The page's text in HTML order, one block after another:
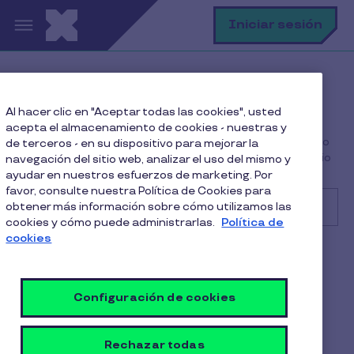
Pasar al contenido principal Iniciar sesión
Beneficio Junaeb
¿Qué hacer si recibí un mal trato, cobro indebido, abuso
u otro por parte de un comercio asociado como usuario
JUNAEB?
Buscar
¿Qué hacer si recibí un mal
trato, cobro indebido, abuso
Al hacer clic en "Aceptar todas las cookies", usted
acepta el almacenamiento de cookies - nuestras y
de terceros - en su dispositivo para mejorar la
navegación del sitio web, analizar el uso del mismo y
ayudar en nuestros esfuerzos de marketing. Por
favor, consulte nuestra Política de Cookies para
obtener más información sobre cómo utilizamos las
cookies y cómo puede administrarlas. Política de
cookies
Configuración de cookies
Rechazar todas